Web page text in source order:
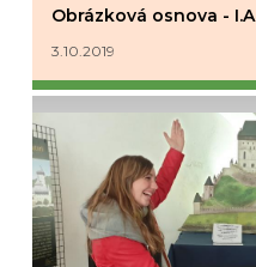
Obrázková osnova - I.A
3.10.2019